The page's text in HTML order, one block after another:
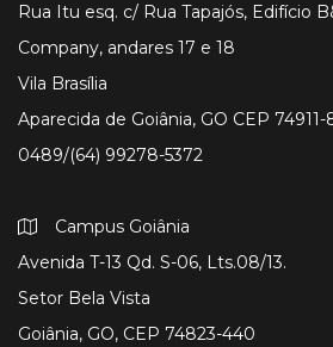
Rua Itu esq. c/ Rua Tapajós, Edifício
Company, andares 17 e 18
Vila Brasília
Aparecida de Goiânia, GO CEP 74911-
0489/(64) 99278-5372
Campus Goiânia
Avenida T-13 Qd. S-06, Lts.08/13.
Setor Bela Vista
Goiânia, GO, CEP 74823-440